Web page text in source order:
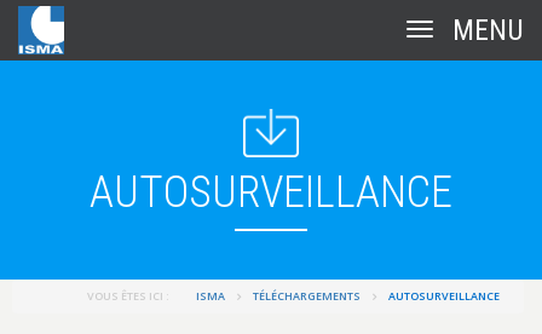
Toggle
AUTOSURVEILLANCE
VOUS ÊTES ICI : ISMA TÉLÉCHARGEMENTS AUTOSURVEILLANCE